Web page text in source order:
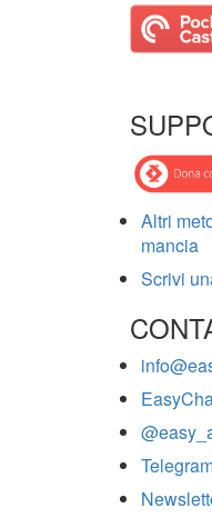
Altri
mancia
Scrivi